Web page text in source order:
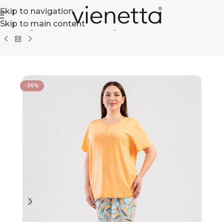
Skip to navigation
Skip to main content
Strona główna + Size Piżamy Damskie Wiskozowe
-36%